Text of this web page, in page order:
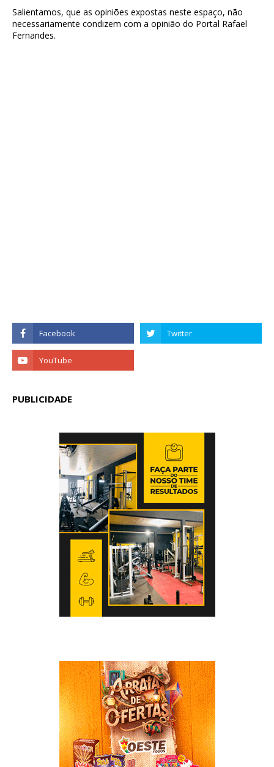
Salientamos, que as opiniões expostas neste espaço, não
necessariamente condizem com a opinião do Portal Rafael
Fernandes.
PUBLICIDADE